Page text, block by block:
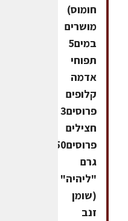
חומוס)
מושרים
במים5
תפוחי
אדמה
קלופים
פרוסים3
חצילים
פרוסים250
גרם
"ליהיה"
(שומן
זנב